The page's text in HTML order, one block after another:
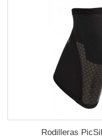
Rodilleras